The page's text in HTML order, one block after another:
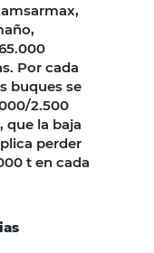
Por cada
buques se
2.500
que la baja
perder
t en cada